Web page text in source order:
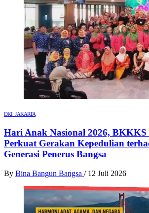
DKI JAKARTA
Hari Anak Nasional 2026,
Perkuat Gerakan Kepedulian
Generasi Penerus Bangsa
By Bina Bangun Bangsa / 12 Juli 2026